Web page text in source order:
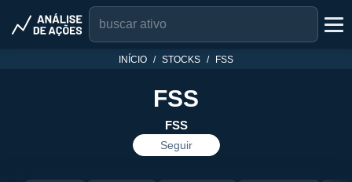
INÍCIO STOCKS FSS
FSS
FSS
Seguir